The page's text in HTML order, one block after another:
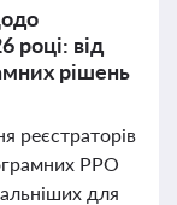
році: від
рішень
реєстраторів
РРО
для